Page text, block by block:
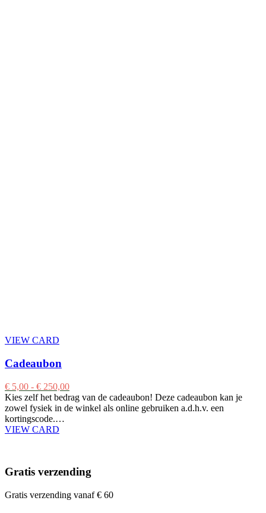
VIEW CARD
Cadeaubon
€ 5,00 - € 250,00
Kies zelf het bedrag van de cadeaubon! Deze cadeaubon kan je
zowel fysiek in de winkel als online gebruiken a.d.h.v. een
kortingscode.…
VIEW CARD
Gratis verzending
Gratis verzending vanaf € 60